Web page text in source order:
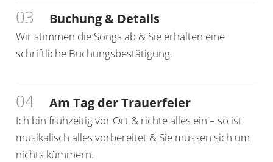
03 Buchung & Details
Wir stimmen die Songs ab & Sie erhalten eine
schriftliche Buchungsbestätigung.
04 Am Tag der Trauerfeier
Ich bin frühzeitig vor Ort & richte alles ein – so ist
musikalisch alles vorbereitet & Sie müssen sich um
nichts kümmern.